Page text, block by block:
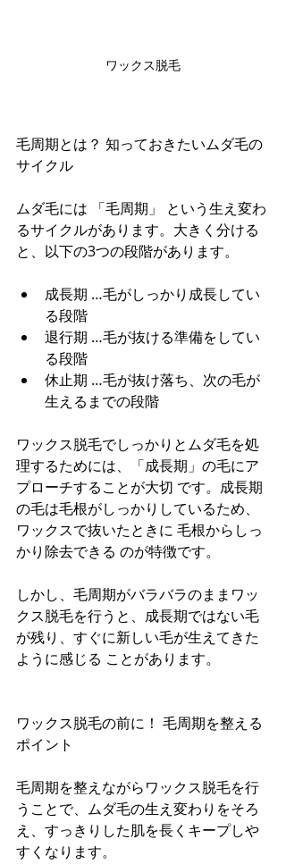
ワックス脱毛
毛周期とは？ 知っておきたいムダ毛の
サイクル
ムダ毛には 「毛周期」 という生え変わ
るサイクルがあります。大きく分ける
と、以下の3つの段階があります。
成長期 …毛がしっかり成長してい
る段階
退行期 …毛が抜ける準備をしてい
る段階
休止期 …毛が抜け落ち、次の毛が
生えるまでの段階
ワックス脱毛でしっかりとムダ毛を処
理するためには、「成長期」の毛にア
プローチすることが大切 です。成長期
の毛は毛根がしっかりしているため、
ワックスで抜いたときに 毛根からしっ
かり除去できる のが特徴です。
しかし、毛周期がバラバラのままワッ
クス脱毛を行うと、成長期ではない毛
が残り、すぐに新しい毛が生えてきた
ように感じる ことがあります。
ワックス脱毛の前に！ 毛周期を整える
ポイント
毛周期を整えながらワックス脱毛を行
うことで、ムダ毛の生え変わりをそろ
え、すっきりした肌を長くキープしや
すくなります。